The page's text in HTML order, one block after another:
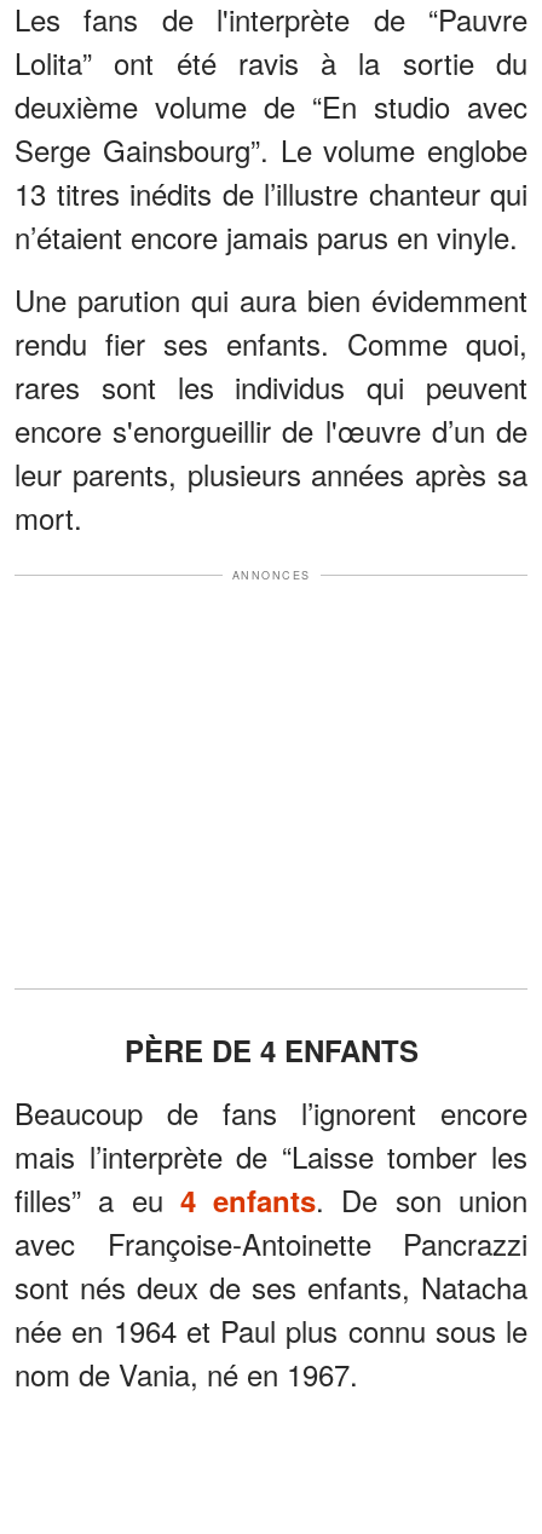
Les fans de l'interprète de “Pauvre
Lolita” ont été ravis à la sortie du
deuxième volume de “En studio avec
Serge Gainsbourg”. Le volume englobe
13 titres inédits de l’illustre chanteur qui
n’étaient encore jamais parus en vinyle.
Une parution qui aura bien évidemment
rendu fier ses enfants. Comme quoi,
rares sont les individus qui peuvent
encore s'enorgueillir de l'œuvre d’un de
leur parents, plusieurs années après sa
mort.
ANNONCES
PÈRE DE 4 ENFANTS
Beaucoup de fans l’ignorent encore
mais l’interprète de “Laisse tomber les
filles” a eu 4 enfants. De son union
avec Françoise-Antoinette Pancrazzi
sont nés deux de ses enfants, Natacha
née en 1964 et Paul plus connu sous le
nom de Vania, né en 1967.